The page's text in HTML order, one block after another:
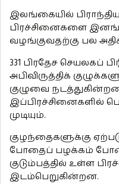
இலங்கையில்
பிரச்சினைகளை
வழங்குவதற்கு பல
331 பிரதேச செயலகப்
அபிவிருத்திக்
குழுவை
இப்பிரச்சினைகளில்
முடியும்.
குழந்தைகளுக்கு
போதைப் பழக்கம்
குடும்பத்தில் உள்ள
இடம்பெறுகின்றன.